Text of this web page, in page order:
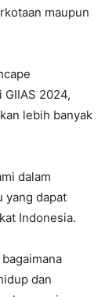
maupun
GIIAS 2024,
lebih banyak
dalam
yang dapat
Indonesia.
dan